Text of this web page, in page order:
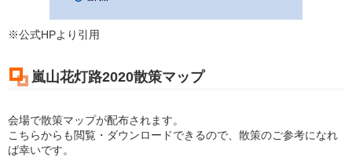
※公式HPより引用
嵐山花灯路2020散策マップ
会場で散策マップが配布されます。
こちらからも閲覧・ダウンロードできるので、散策のご参考になれ
ば幸いです。